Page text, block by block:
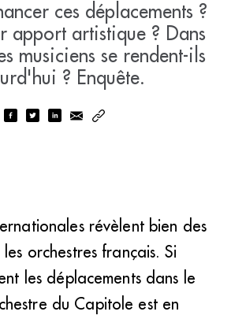
ces déplacements ?
apport artistique ? Dans
musiciens se rendent-ils
? Enquête.
révèlent bien des
orchestres français. Si
les déplacements dans le
du Capitole est en